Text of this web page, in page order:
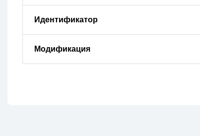
Идентификатор
Модификация